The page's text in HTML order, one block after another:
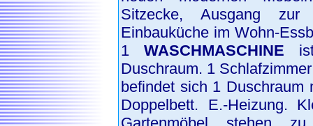
Sitzecke, Ausgang
Einbauküche im Wohn-
1 WASCHMASCHINE
Duschraum. 1
befindet sich 1
Doppelbett. E.-Heizung.